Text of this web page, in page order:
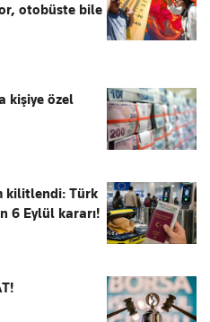
otobüste bile
kişiye özel
kilitlendi: Türk
6 Eylül kararı!